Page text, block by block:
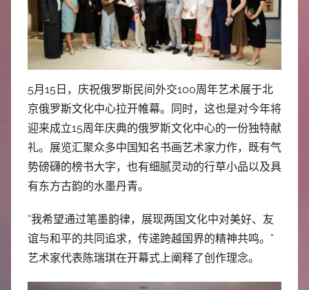
中
心
5月15日，庆祝俄罗斯民间外交100周年艺术展于北
京俄罗斯文化中心拉开帷幕。同时，这也是对今年将
迎来成立15周年庆典的俄罗斯文化中心的一份独特献
礼。展览汇聚众多中国知名书画艺术家力作，既有气
势磅礴的榜书大字，也有细腻灵动的行草小品以及具
有东方古韵的水墨丹青。
“我希望通过笔墨韵律，展现两国文化中对美好、友
谊与和平的共同追求，传递跨越国界的精神共鸣。”
艺术家代表陈瑞琪在开幕式上阐释了创作理念。